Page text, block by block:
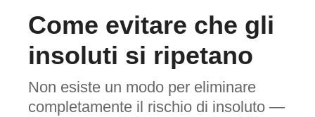
Come evitare che gli
insoluti si ripetano
Non esiste un modo per eliminare
completamente il rischio di insoluto —